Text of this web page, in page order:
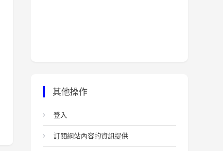
其他操作
登入
訂閱網站內容的資訊提供